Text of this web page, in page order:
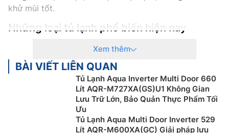
khử mùi tốt.
Những loại tủ lạnh phổ biến hiện nay
Tủ lạnh mini là loại có dung tích nhỏ dưới 100 lít và chỉ
có một công nghệ làm lạnh đơn giản. Tủ cũng có công
suất nhỏ, ít hao tốn điện năng, phù hợp với các văn
phòng nhỏ, hoặc để trong phòng ngủ dùng để trữ đồ
ăn vặt hay phòng trọ ít người để bảo quản thịt cá,…
Xem thêm
BÀI VIẾT LIÊN QUAN
Tủ Lạnh Aqua Inverter Multi Door 660
Lít AQR-M727XA(GS)U1 Không Gian
Lưu Trữ Lớn, Bảo Quản Thực Phẩm Tối
Ưu
Tủ Lạnh Aqua Multi Door Inverter 529
Lít AQR-M600XA(GC) Giải pháp lưu